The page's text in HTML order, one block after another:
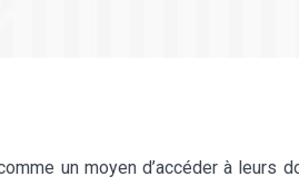
un moyen d’accéder à leurs